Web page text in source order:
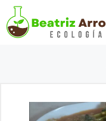
Saltar
al
contenido